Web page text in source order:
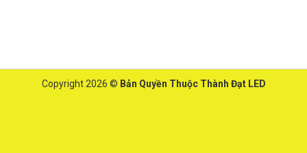
Copyright 2026 © Bản Quyền Thuộc Thành Đạt LED